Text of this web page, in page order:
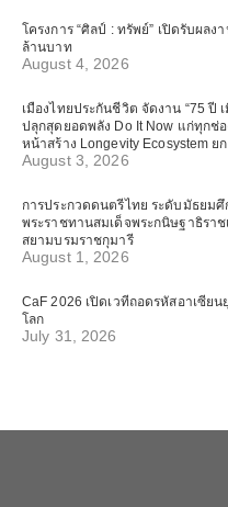
โครงการ “ศิลป์ : ทรัพย์” เปิดรับผล
ล้านบาท
August 4, 2026
เมืองไทยประกันชีวิต จัดงาน “75 ปี
ปลุกสุดยอดพลัง Do It Now แก่ทุกช่
หน้าสร้าง Longevity Ecosystem
August 3, 2026
การประกวดดนตรีไทย ระดับมัธยมศึ
พระราชทานสมเด็จพระกนิษฐาธิรา
สยามบรมราชกุมารี
August 1, 2026
CaF 2026 เปิดเวทีถอดรหัสอาเซีย
โลก
July 31, 2026